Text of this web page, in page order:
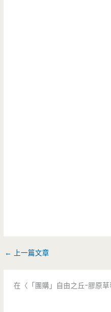
← 上一篇文章
在〈「團購」自由之丘-膠原